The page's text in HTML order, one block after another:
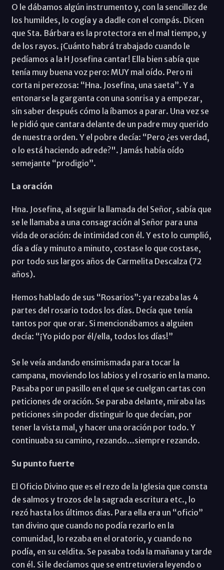
O le dábamos algún instrumento y, con la sencillez de
los humildes, lo cogía y a dadle con el compás. Dicen
que Sta. Bárbara es la protectora en el mal tiempo, y
de los rayos. ¡Cuánto habrá trabajado cuando le
pedíamos a la H Josefina cantar! Ella bien sabía que
tenía muy buena voz pero: MUY mal oído. Pero ni
corta ni perezosa: “Hna. Josefina, una saeta”. Y a
entonarse la garganta con una sonrisa y a empezar,
sin saber después cómo la íbamos a parar. Una vez se
le pidió que cantara delante de un padre muy querido
de nuestra orden. Y el pobre decía: “Pero ¿es verdad,
o lo está haciendo adrede?". Jamás había oído
semejante “prodigio”.
La oración
Hna. Josefina, al seguir la llamada del Señor, sabía que
se le llamaba a una consagración al Señor para una
vida de oración: de intimidad con él. Y esto lo cumplió,
día a día y minuto a minuto, costase lo que costase,
por todo sus largos años de Carmelita Descalza (72
años).
Hemos hablado de sus “Rosarios”: ya rezaba las 4
partes del rosario todos los días. Decía que tenía
tantos por que orar. Si mencionábamos a alguien
decía: “¡Yo pido por él/ella, todos los días!”
Se le veía andando ensimismada para tocar la
campana, moviendo los labios y el rosario en la mano.
Pasaba por un pasillo en el que se cuelgan cartas con
peticiones de oración. Se paraba delante, miraba las
peticiones sin poder distinguir lo que decían, por
tener la vista mal, y hacer una oración por todo. Y
continuaba su camino, rezando...siempre rezando.
Su punto fuerte
El Oficio Divino que es el rezo de la Iglesia que consta
de salmos y trozos de la sagrada escritura etc., lo
rezó hasta los últimos días. Para ella era un “oficio”
tan divino que cuando no podía rezarlo en la
comunidad, lo rezaba en el oratorio, y cuando no
podía, en su celdita. Se pasaba toda la mañana y tarde
con él. Si le decíamos que se entretuviera leyendo o